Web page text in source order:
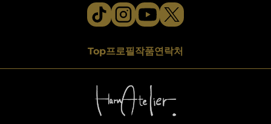
Top프로필작품연락처